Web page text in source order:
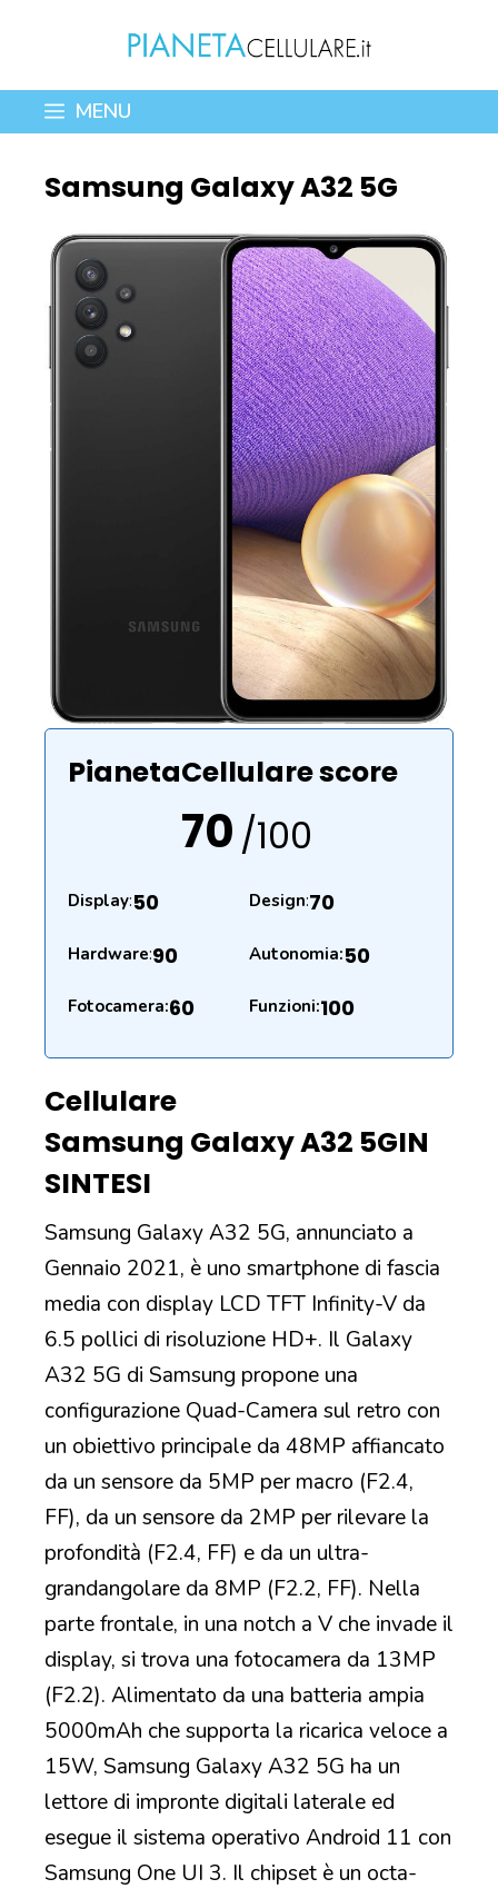
contenuto
MENU
Samsung Galaxy A32 5G
PianetaCellulare score
70 /100
Display:50 Design:70
Hardware:90 Autonomia:50
Fotocamera:60 Funzioni:100
Cellulare
Samsung Galaxy A32 5GIN
SINTESI
Samsung Galaxy A32 5G, annunciato a
Gennaio 2021, è uno smartphone di fascia
media con display LCD TFT Infinity-V da
6.5 pollici di risoluzione HD+. Il Galaxy
A32 5G di Samsung propone una
configurazione Quad-Camera sul retro con
un obiettivo principale da 48MP affiancato
da un sensore da 5MP per macro (F2.4,
FF), da un sensore da 2MP per rilevare la
profondità (F2.4, FF) e da un ultra-
grandangolare da 8MP (F2.2, FF). Nella
parte frontale, in una notch a V che invade il
display, si trova una fotocamera da 13MP
(F2.2). Alimentato da una batteria ampia
5000mAh che supporta la ricarica veloce a
15W, Samsung Galaxy A32 5G ha un
lettore di impronte digitali laterale ed
esegue il sistema operativo Android 11 con
Samsung One UI 3. Il chipset è un octa-